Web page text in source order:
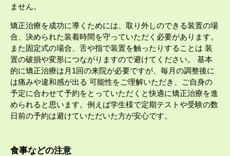
ません。
矯正治療を成功に導くためには、取り外しのできる装置の場
合、決められた装着時間を守っていただく必要があります。
また固定式の場合、舌や指で装置を触ったりすることは 装
置の破損や変形につながりますので避けてください。 基本
的に矯正治療は月1回の来院が必要ですが、毎月の調整後に
は痛みや違和感が出る 可能性をご理解いただき、ご自身の
予定に合わせて予約をとっていただくと快適に矯正治療を進
められると思います。例えば学生様で定期テストや受験の数
日前の予約は避けていただいた方が安心です。
食事などの注意